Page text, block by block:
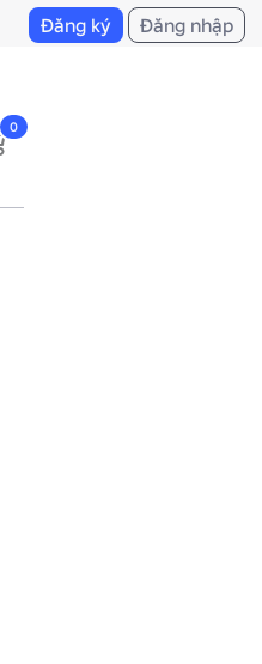
Đăng ký Đăng nhập
0